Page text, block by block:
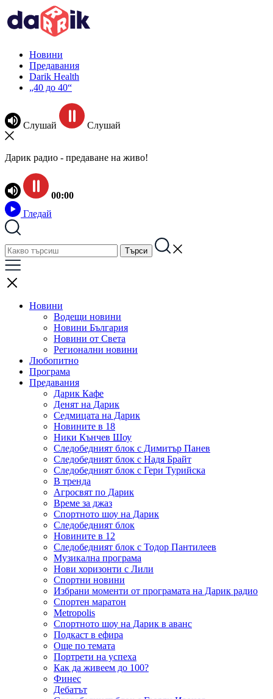
Новини
Предавания
Darik Health
„40 до 40“
Слушай Слушай
Дарик радио - предаване на живо!
00:00
Гледай
Новини
Водещи новини
Новини България
Новини от Света
Регионални новини
Любопитно
Програма
Предавания
Дарик Кафе
Денят на Дарик
Седмицата на Дарик
Новините в 18
Ники Кънчев Шоу
Следобедният блок с Димитър Панев
Следобедният блок с Надя Брайт
Следобедният блок с Гери Турийска
В тренда
Агросвят по Дарик
Време за джаз
Спортното шоу на Дарик
Следобедният блок
Новините в 12
Следобедният блок с Тодор Пантилеев
Музикална програма
Нови хоризонти с Лили
Спортни новини
Избрани моменти от програмата на Дарик радио
Спортен маратон
Metropolis
Спортното шоу на Дарик в аванс
Подкаст в ефира
Още по темата
Портрети на успеха
Как да живеем до 100?
Финес
Дебатът